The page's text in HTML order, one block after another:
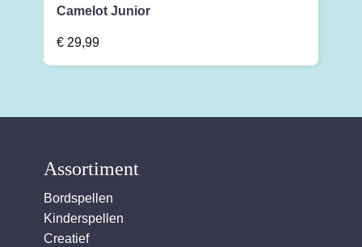
Camelot Junior
€ 29,99
Assortiment
Bordspellen
Kinderspellen
Creatief